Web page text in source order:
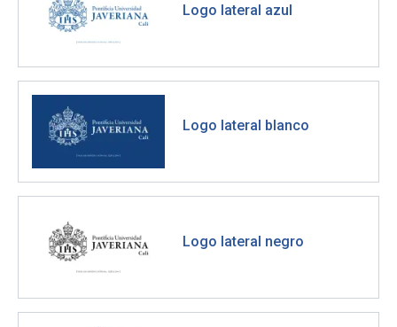
Logo lateral azul
Logo lateral blanco
Logo lateral negro